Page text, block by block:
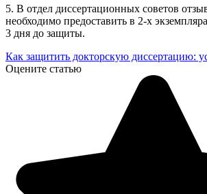
5. В отдел диссертационных советов
необходимо предоставить в 2-х
3 дня до защиты.
Как защитить докторскую диссертацию:
Оцените статью